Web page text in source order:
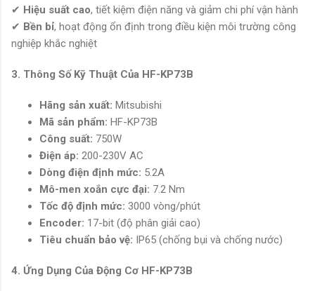
✔ Hiệu suất cao, tiết kiệm điện năng và giảm chi phí vận hành
✔ Bền bỉ, hoạt động ổn định trong điều kiện môi trường công
nghiệp khắc nghiệt
3. Thông Số Kỹ Thuật Của HF-KP73B
Hãng sản xuất: Mitsubishi
Mã sản phẩm: HF-KP73B
Công suất: 750W
Điện áp: 200-230V AC
Dòng điện định mức: 5.2A
Mô-men xoắn cực đại: 7.2 Nm
Tốc độ định mức: 3000 vòng/phút
Encoder: 17-bit (độ phân giải cao)
Tiêu chuẩn bảo vệ: IP65 (chống bụi và chống nước)
4. Ứng Dụng Của Động Cơ HF-KP73B